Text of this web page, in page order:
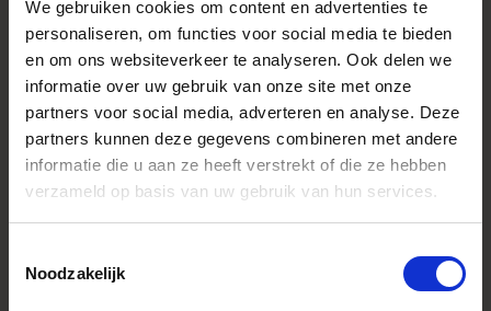
We gebruiken cookies om content en advertenties te
personaliseren, om functies voor social media te bieden
en om ons websiteverkeer te analyseren. Ook delen we
informatie over uw gebruik van onze site met onze
partners voor social media, adverteren en analyse. Deze
partners kunnen deze gegevens combineren met andere
informatie die u aan ze heeft verstrekt of die ze hebben
verzameld op basis van uw gebruik van hun services.
Noodzakelijk
Minimale scherpstelafstand 45 cm / 17.7 in
Maximale vergroting
Afmetingen (diameter x lengte)
Gewicht (gram) 885 g / 31.2 oz
Filtermaat 82mm
Edition number A013
Accessoires Lens hood (LH876-02) supplied.
EAN-code